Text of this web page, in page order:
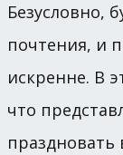
Безусловно,
почтения, и
искренне. В
что
праздновать